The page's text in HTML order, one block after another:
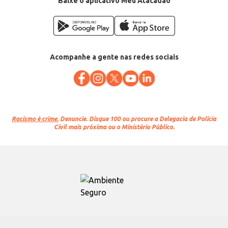
Acompanhe a gente nas redes sociais
Racismo é crime. Denuncie. Disque 100 ou procure a Delegacia de Polícia
Civil mais próxima ou o Ministério Público.